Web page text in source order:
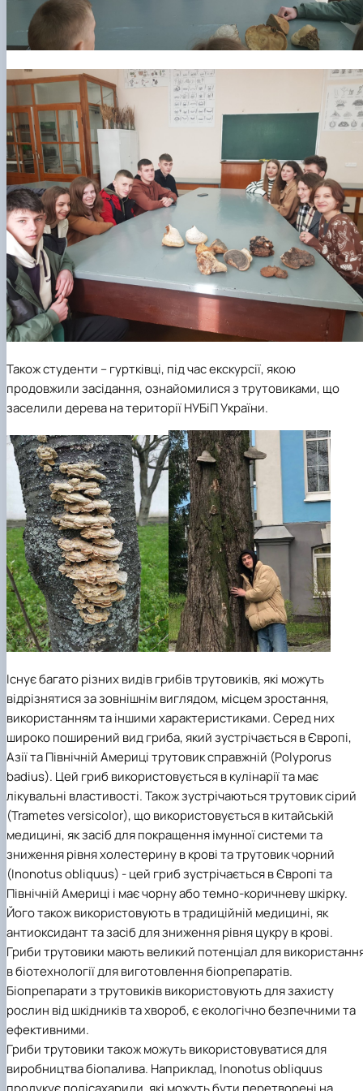
Також студенти – гуртківці, під час екскурсії, якою
продовжили засідання, ознайомилися з трутовиками, що
заселили дерева на території НУБіП України.
Існує багато різних видів грибів трутовиків, які можуть
відрізнятися за зовнішнім виглядом, місцем зростання,
використанням та іншими характеристиками. Серед них
широко поширений вид гриба, який зустрічається в Європі,
Азії та Північній Америці трутовик справжній (Polyporus
badius). Цей гриб використовується в кулінарії та має
лікувальні властивості. Також зустрічаються трутовик сірий
(Trametes versicolor), що використовується в китайській
медицині, як засіб для покращення імунної системи та
зниження рівня холестерину в крові та трутовик чорний
(Inonotus obliquus) - цей гриб зустрічається в Європі та
Північній Америці і має чорну або темно-коричневу шкірку.
Його також використовують в традиційній медицині, як
антиоксидант та засіб для зниження рівня цукру в крові.
Гриби трутовики мають великий потенціал для
в біотехнології для виготовлення біопрепаратів.
Біопрепарати з трутовиків використовують для захисту
рослин від шкідників та хвороб, є екологічно безпечними та
ефективними.
Гриби трутовики також можуть використовуватися для
виробництва біопалива. Наприклад, Inonotus obliquus